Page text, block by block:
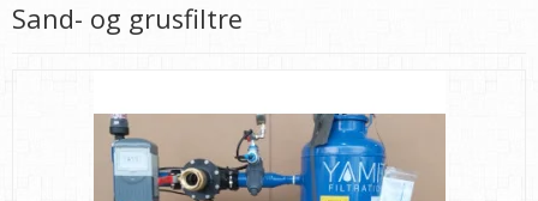
Sand- og grusfiltre